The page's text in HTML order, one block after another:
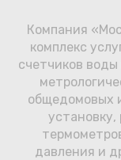
Районы
Аршин
Вопрос-
Компания
комплекс
счетчиков
общедомовых
давления и